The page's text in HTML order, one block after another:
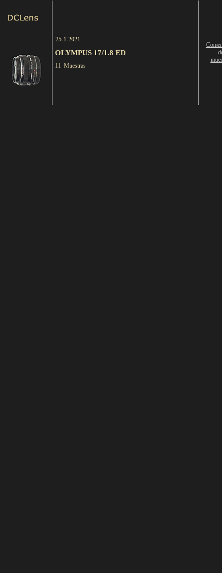
25-1-2021
OLYMPUS 17/1.8 ED
11 Muestras